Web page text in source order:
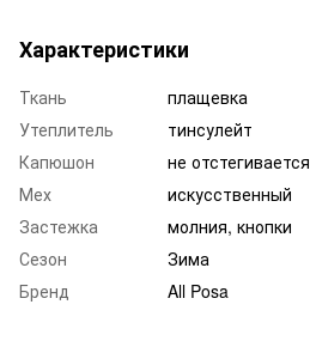
Характеристики
Ткань
плащевка
Утеплитель
тинсулейт
Капюшон
не отстегивается
Мех
искусственный
Застежка
молния, кнопки
Сезон
Зима
Бренд
All Posa